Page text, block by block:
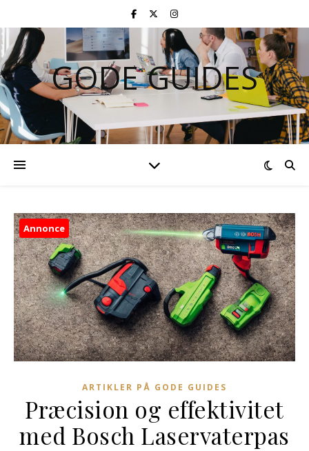
GODE GUIDES
Annonce
ARTIKLER PÅ GODE GUIDES
Præcision og effektivitet
med Bosch Laservaterpas